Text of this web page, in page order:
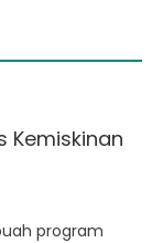
Kemiskinan
program